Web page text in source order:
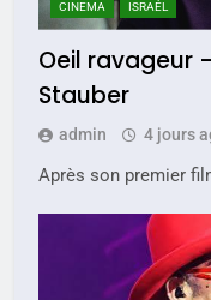
CINEMA ISRAÉL
Oeil ravageur
Stauber
admin 4 jours
Après son premier